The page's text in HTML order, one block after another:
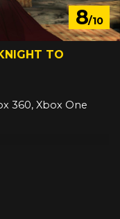
8/10
TO
360, Xbox One